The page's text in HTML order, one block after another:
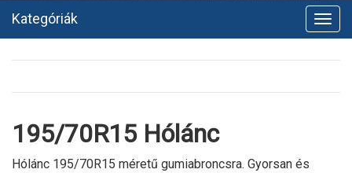
Kategóriák
195/70R15 Hólánc
Hólánc 195/70R15 méretű gumiabroncsra. Gyorsan és